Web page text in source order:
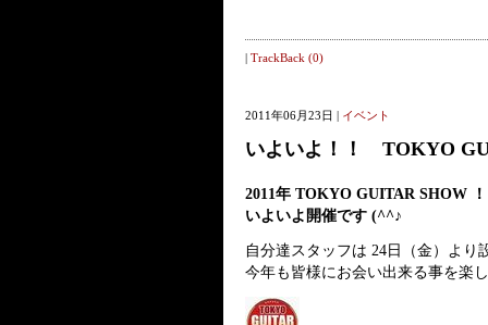
| TrackBack (0)
2011年06月23日 | イベント
いよいよ！！ TOKYO
2011年 TOKYO GUITAR SHOW
いよいよ開催です (^^♪
自分達スタッフは 24日（金）より
今年も皆様にお会い出来る事を楽